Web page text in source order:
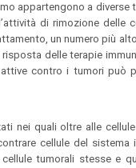
appartengono a
di rimozione
un numero più
delle terapie
contro i tumori può
nei quali oltre alle
cellule del
tumorali stesse e